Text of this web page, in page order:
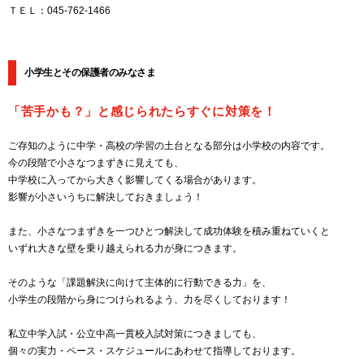
ＴＥＬ：045-762-1466
小学生とその保護者のみなさま
「苦手かも？」と感じられたらすぐに対策を！
ご存知のように中学・高校の学習の土台となる部分は小学校の内容です。
今の段階で小さなつまずきに見えても、
中学校に入ってから大きく影響してくる場合があります。
影響が小さいうちに解決しておきましょう！
また、小さなつまずきを一つひとつ解決して成功体験を積み重ねていくと
いずれ大きな壁を乗り越えられる力が身につきます。
そのような「課題解決に向けて主体的に行動できる力」を、
小学生の段階から身につけられるよう、力を尽くしております！
私立中学入試・公立中高一貫校入試対策につきましても、
個々の実力・ペース・スケジュールにあわせて指導しております。